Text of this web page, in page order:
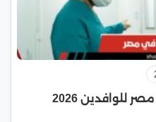
للوافدين 2026